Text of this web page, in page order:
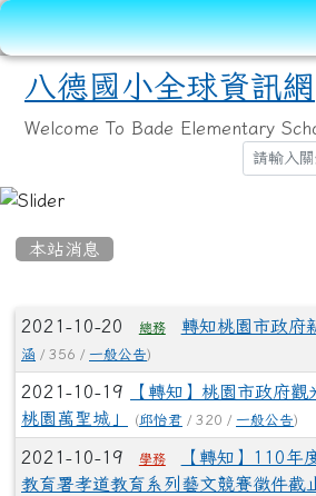
八德國小全球資訊網
Welcome To Bade Elementary
本站消息
文章列表
2021-10-20 總務 轉知桃園市政府
涵 / 356 / 一般公告)
2021-10-19
【轉知】桃園市政府
桃園萬聖城」
(邱怡君 / 320 / 一般公告)
2021-10-19 學務
【轉知】110年
教育署孝道教育系列藝文競賽徵件截